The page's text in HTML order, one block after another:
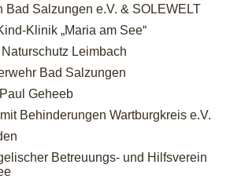
Bad Salzungen e.V. & SOLEWELT
Klinik „Maria am See“
Leimbach
Bad Salzungen
Geheeb
Behinderungen Wartburgkreis e.V.
Betreuungs- und Hilfsverein